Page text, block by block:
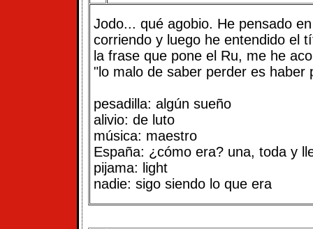
Jodo... qué agobio. He pensado
corriendo y luego he entendido el
la frase que pone el Ru, me he
"lo malo de saber perder es haber
pesadilla: algún sueño
alivio: de luto
música: maestro
España: ¿cómo era? una, toda y
pijama: light
nadie: sigo siendo lo que era